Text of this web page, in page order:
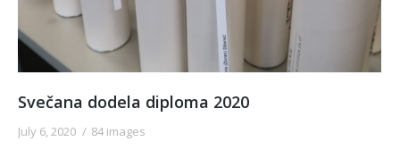
Svečana dodela diploma 2020
July 6, 2020 84 images